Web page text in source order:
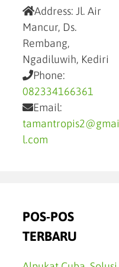
Address: Jl. Air
Mancur, Ds.
Rembang,
Ngadiluwih, Kediri
Phone:
082334166361
Email:
tamantropis2@gmai
l.com
POS-POS
TERBARU